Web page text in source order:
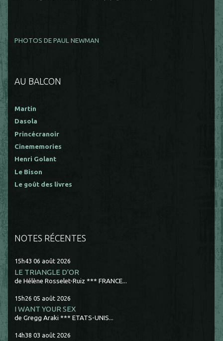
PHOTOS DE PAUL NEWMAN
AU BALCON
Martin
Dasola
Princécranoir
Cinememories
Henri Golant
Le Bison
Le goût des livres
NOTES RÉCENTES
15h43 06 août 2026
LE TRIANGLE D'OR
de Hélène Rosselet-Ruiz *** FRANCE...
15h26 05 août 2026
I WANT YOUR SEX
de Gregg Araki *** ETATS-UNIS...
14h38 03 août 2026